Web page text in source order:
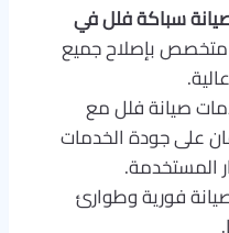
سباكة فلل في
بإصلاح جميع
صيانة فلل مع
على جودة الخدمات
المستخدمة.
فورية وطوارئ